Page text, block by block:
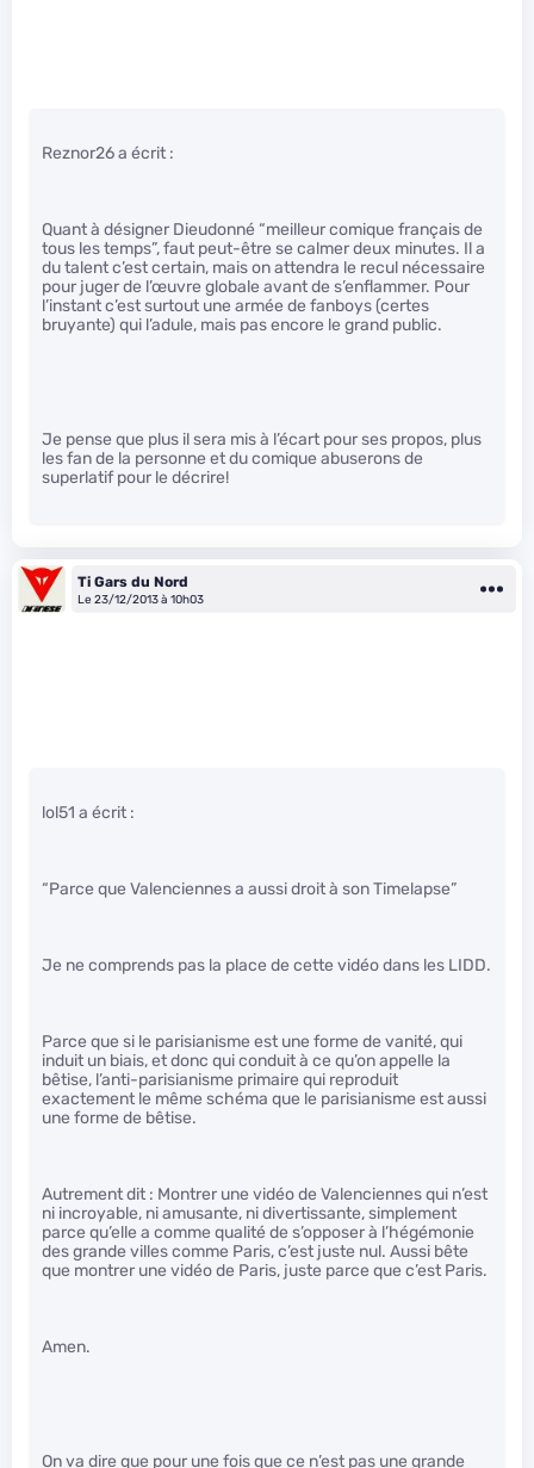
Reznor26 a écrit :
Quant à désigner Dieudonné “meilleur comique français de
tous les temps”, faut peut-être se calmer deux minutes. Il a
du talent c’est certain, mais on attendra le recul nécessaire
pour juger de l’œuvre globale avant de s’enflammer. Pour
l’instant c’est surtout une armée de fanboys (certes
bruyante) qui l’adule, mais pas encore le grand public.
Je pense que plus il sera mis à l’écart pour ses propos, plus
les fan de la personne et du comique abuserons de
superlatif pour le décrire!
Ti Gars du Nord
Le 23/12/2013 à 10h03
lol51 a écrit :
“Parce que Valenciennes a aussi droit à son Timelapse”
Je ne comprends pas la place de cette vidéo dans les LIDD.
Parce que si le parisianisme est une forme de vanité, qui
induit un biais, et donc qui conduit à ce qu’on appelle la
bêtise, l’anti-parisianisme primaire qui reproduit
exactement le même schéma que le parisianisme est aussi
une forme de bêtise.
Autrement dit : Montrer une vidéo de Valenciennes qui n’est
ni incroyable, ni amusante, ni divertissante, simplement
parce qu’elle a comme qualité de s’opposer à l’hégémonie
des grande villes comme Paris, c’est juste nul. Aussi bête
que montrer une vidéo de Paris, juste parce que c’est Paris.
Amen.
On va dire que pour une fois que ce n’est pas une grande